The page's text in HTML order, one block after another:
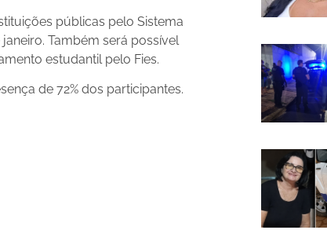
públicas pelo Sistema
Também será possível
estudantil pelo Fies.
de 72% dos participantes.